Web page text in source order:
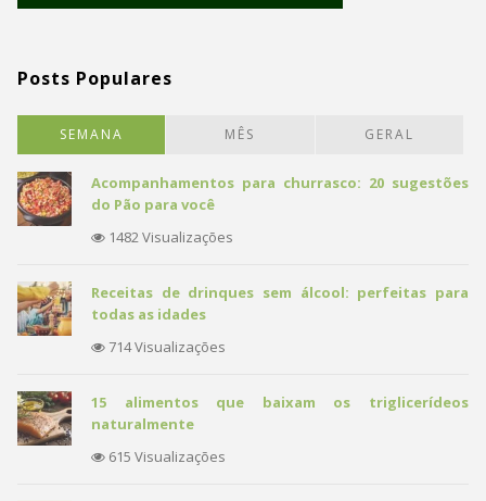
Posts Populares
SEMANA MÊS GERAL
Acompanhamentos para churrasco: 20 sugestões
do Pão para você
1482 Visualizações
Receitas de drinques sem álcool: perfeitas para
todas as idades
714 Visualizações
15 alimentos que baixam os triglicerídeos
naturalmente
615 Visualizações